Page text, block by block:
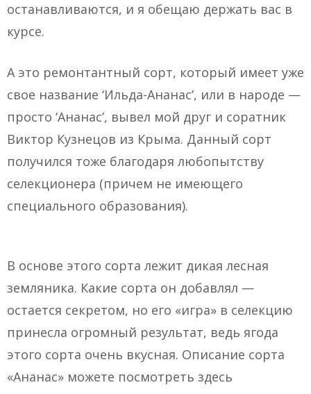
останавливаются, и я обещаю держать вас в
курсе.
А это ремонтантный сорт, который имеет уже
свое название ‘Ильда-Ананас’, или в народе —
просто ‘Ананас’, вывел мой друг и соратник
Виктор Кузнецов из Крыма. Данный сорт
получился тоже благодаря любопытству
селекционера (причем не имеющего
специального образования).
В основе этого сорта лежит дикая лесная
земляника. Какие сорта он добавлял —
остается секретом, но его «игра» в селекцию
принесла огромный результат, ведь ягода
этого сорта очень вкусная. Описание сорта
«Ананас» можете посмотреть здесь